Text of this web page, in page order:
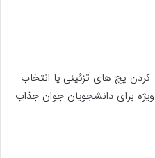
پچ های تزئینی یا انتخاب
برای دانشجویان جوان جذاب